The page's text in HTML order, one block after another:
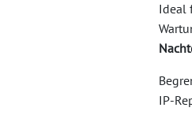
Ideal
IP-